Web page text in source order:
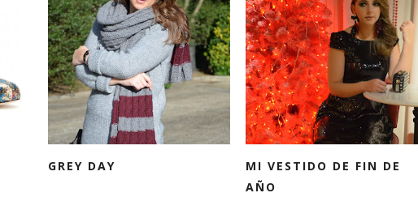
GREY DAY
MI VESTIDO DE FIN DE
AÑO